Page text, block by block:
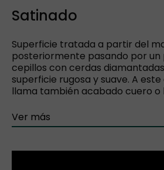
Satinado
Superficie tratada a partir del
posteriormente pasando por un
cepillos con cerdas
superficie rugosa y suave. A
llama también acabado cuero o
Ver más